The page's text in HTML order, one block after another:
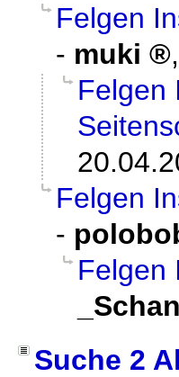
Felgen
- muki ,
Felgen
Felgen
-
Felgen
Suche 2